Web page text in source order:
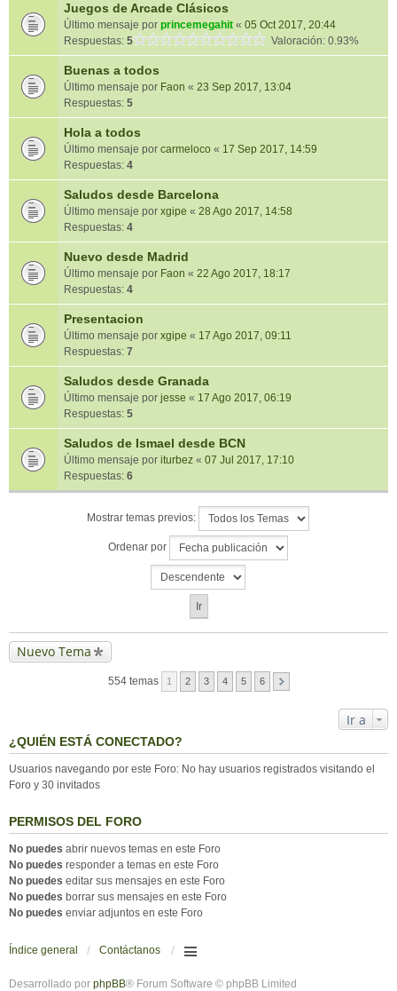
Juegos de Arcade Clásicos
Último mensaje por princemegahit « 05 Oct 2017, 20:44
Respuestas: 5 Valoración: 0.93%
Buenas a todos
Último mensaje por Faon « 23 Sep 2017, 13:04
Respuestas: 5
Hola a todos
Último mensaje por carmeloco « 17 Sep 2017, 14:59
Respuestas: 4
Saludos desde Barcelona
Último mensaje por xgipe « 28 Ago 2017, 14:58
Respuestas: 4
Nuevo desde Madrid
Último mensaje por Faon « 22 Ago 2017, 18:17
Respuestas: 4
Presentacion
Último mensaje por xgipe « 17 Ago 2017, 09:11
Respuestas: 7
Saludos desde Granada
Último mensaje por jesse « 17 Ago 2017, 06:19
Respuestas: 5
Saludos de Ismael desde BCN
Último mensaje por iturbez « 07 Jul 2017, 17:10
Respuestas: 6
Mostrar temas previos:
Ordenar por
Nuevo Tema
554 temas 1 2 3 4 5 6
Ir a
¿QUIÉN ESTÁ CONECTADO?
Usuarios navegando por este Foro: No hay usuarios registrados visitando el
Foro y 30 invitados
PERMISOS DEL FORO
No puedes abrir nuevos temas en este Foro
No puedes responder a temas en este Foro
No puedes editar sus mensajes en este Foro
No puedes borrar sus mensajes en este Foro
No puedes enviar adjuntos en este Foro
Índice general Contáctanos
Desarrollado por phpBB® Forum Software © phpBB Limited